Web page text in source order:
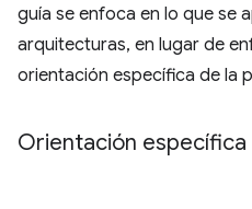
guía se enfoca en lo que se
arquitecturas, en lugar de
orientación específica de la
Orientación